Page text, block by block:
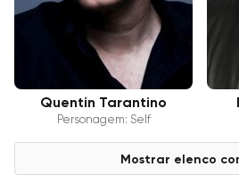
Quentin Tarantino
Personagem: Self
Mostrar elenco